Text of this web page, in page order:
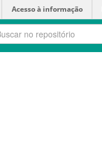
Acesso à informação